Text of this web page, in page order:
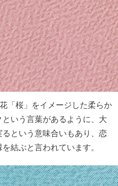
「桜」をイメージした柔らか
いう言葉があるように、大
という意味合いもあり、恋
結ぶと言われています。